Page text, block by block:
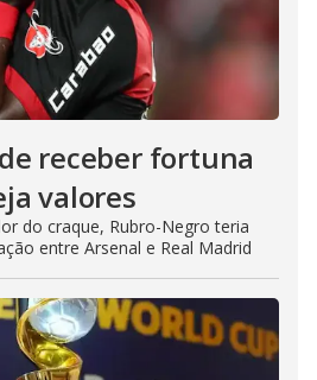
receber fortuna
valores
do craque, Rubro-Negro teria
entre Arsenal e Real Madrid